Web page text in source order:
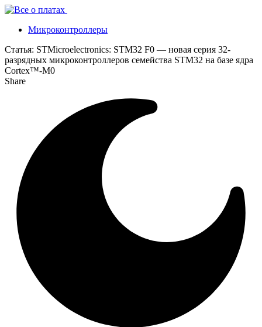
Микроконтроллеры
Статья: STMicroelectronics: STM32 F0 — новая серия 32-
разрядных микроконтроллеров семейства STM32 на базе ядра
Cortex™-M0
Share